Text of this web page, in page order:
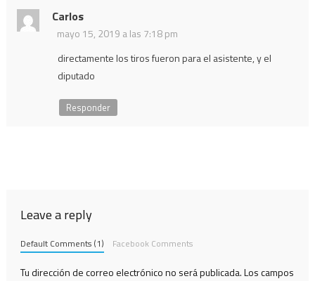
Carlos
mayo 15, 2019 a las 7:18 pm
directamente los tiros fueron para el asistente, y el
diputado
Responder
Leave a reply
Default Comments (1) Facebook Comments
Tu dirección de correo electrónico no será publicada.Los campos